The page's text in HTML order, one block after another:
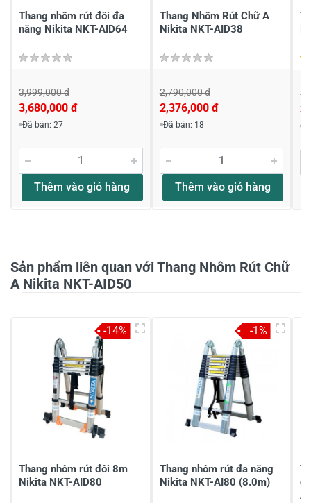
Viết nhận xét về sản phẩm
Đánh giá sao
Tiêu đề của nhận xét *
Viết nhận xét của bạn vào bên dưới
Gửi nhận xét
Thang nhôm rút đôi đa
năng Nikita NKT-AID64
3,999,000 đ
3,680,000 đ
Đã bán: 27
Thêm vào giỏ hàng
Thang Nhôm Rút Chữ A
Nikita NKT-AID38
2,790,000 đ
2,376,000 đ
Đã bán: 18
Thêm vào giỏ hàng
Sản phẩm liên quan với Thang Nhôm Rút Chữ
A Nikita NKT-AID50
Thang nhôm rút đôi 8m
Nikita NKT-AID80
-14%
Thang nhôm rút đa năng
Nikita NKT-AI80 (8.0m)
-1%